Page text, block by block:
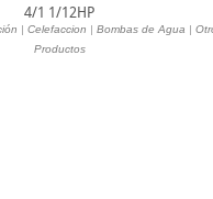
4/1 1/12HP
| Celefaccion | Bombas de Agua |
Productos